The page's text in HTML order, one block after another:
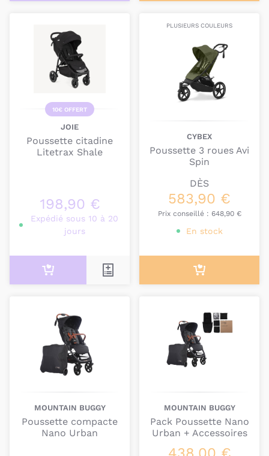
10€ OFFERT
JOIE
Poussette citadine
Litetrax Shale
198,90 €
Expédié sous 10 à 20
jours
PLUSIEURS COULEURS
CYBEX
Poussette 3 roues Avi
Spin
DÈS
583,90 €
Prix conseillé : 648,90 €
En stock
MOUNTAIN BUGGY
Poussette compacte
Nano Urban
MOUNTAIN BUGGY
Pack Poussette Nano
Urban + Accessoires